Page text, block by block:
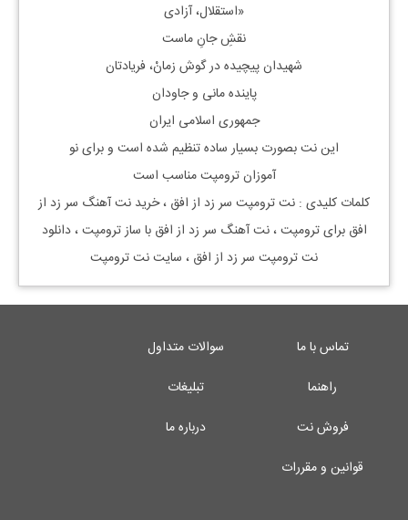
«استقلال، آزادی
نقشِ جانِ ماست
شهیدان پیچیده در گوش زمانْ، فریادتان
پاینده مانی و جاودان
جمهوری اسلامی ایران
این نت بصورت بسیار ساده تنظیم شده است و برای نو
آموزان ترومپتمناسب است
کلمات کلیدی : نتترومپت سر زد از افق ، خرید نت آهنگ سر زد از
افق برایترومپت، نت آهنگ سر زد از افق با سازترومپت، دانلود
نتترومپت سر زد از افق ، سایت نتترومپت
تماس با ما
سوالات متداول
راهنما
تبلیغات
فروش نت
درباره ما
قوانین و مقررات